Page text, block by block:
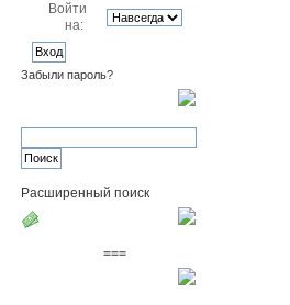
Войти
на:
Забыли пароль?
Расширенный поиск
===